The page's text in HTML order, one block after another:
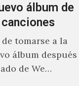
álbum de
tomarse a la
álbum después
de We…